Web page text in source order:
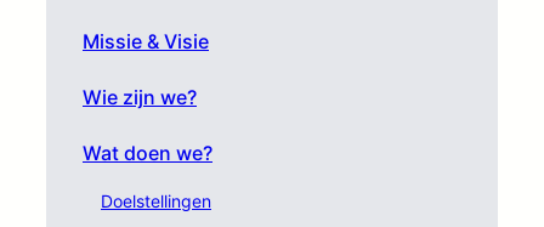
Missie & Visie
Wie zijn we?
Wat doen we?
Doelstellingen